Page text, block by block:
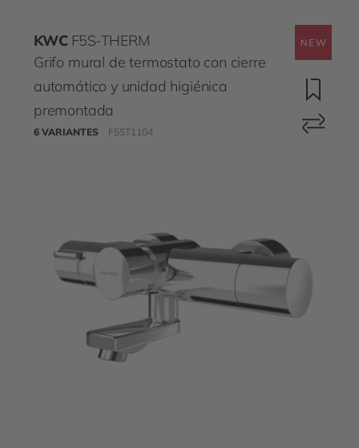
KWC F5S-THERM
Grifo mural de termostato con cierre
automático y unidad higiénica
premontada
6 VARIANTES F5ST1104